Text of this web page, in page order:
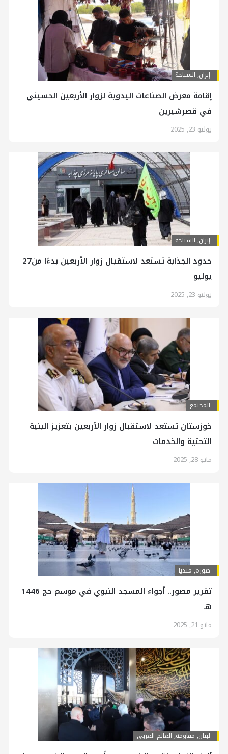
إيران, السياحة
إقامة معرض الصناعات اليدوية لزوار الأربعين الحسيني
في قصرشيرين
يوليو 23, 2025
إيران, السياحة
حدود الجذابة تستعد لاستقبال زوار الأربعين بدءًا من27
يوليو
يوليو 23, 2025
المجتمع
خوزستان تستعد لاستقبال زوار الأربعين بتعزيز البنية
التحتية والخدمات
مايو 28, 2025
صورة, ميديا
تقرير مصور.. أجواء المسجد النبوي في موسم حج 1446
هـ
مايو 21, 2025
لبنان, مقاومة, العالم العربي